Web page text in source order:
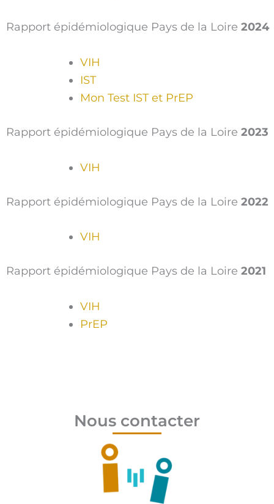
Rapport épidémiologique Pays de la Loire 2024
VIH
IST
Mon Test IST et PrEP
Rapport épidémiologique Pays de la Loire 2023
VIH
Rapport épidémiologique Pays de la Loire 2022
VIH
Rapport épidémiologique Pays de la Loire 2021
VIH
PrEP
Nous contacter